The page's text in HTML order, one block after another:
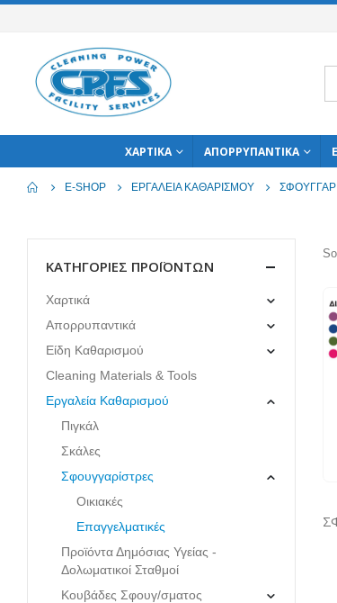
ΧΑΡΤΙΚΆ ΑΠΟΡΡΥΠΑΝΤΙΚΆ
E-SHOP ΕΡΓΑΛΕΊΑ ΚΑΘΑΡΙΣΜΟΎ
ΚΑΤΗΓΟΡΊΕΣ ΠΡΟΪΌΝΤΩΝ
Χαρτικά
Απορρυπαντικά
Είδη Καθαρισμού
Cleaning Materials & Tools
Εργαλεία Καθαρισμού
Πιγκάλ
Σκάλες
Σφουγγαρίστρες
Οικιακές
Επαγγελματικές
Προϊόντα Δημόσιας Υγείας -
Δολωματικοί Σταθμοί
Κουβάδες Σφουγ/σματος